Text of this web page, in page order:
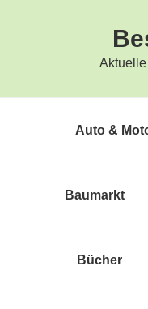
Auto &
Bau­markt
Bücher